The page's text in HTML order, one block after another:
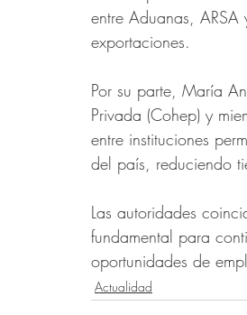
entre Aduanas,
exportaciones.
Por su parte, María
Privada (Cohep) y
entre instituciones
del país, reduciendo
Las autoridades
fundamental para
oportunidades de
Actualidad